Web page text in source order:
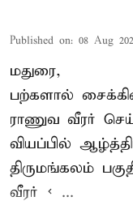
Published on: 08 Aug
மதுரை,
பற்களால்
ராணுவ வீரர்
வியப்பில்
திருமங்கலம்
வீரர் < ...